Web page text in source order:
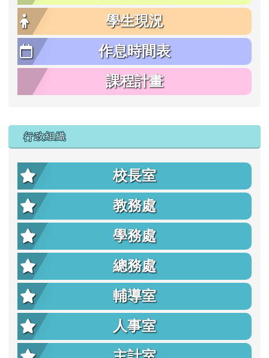
學生現況
作息時間表
課程計畫
行政組織
校長室
教務處
學務處
總務處
輔導室
人事室